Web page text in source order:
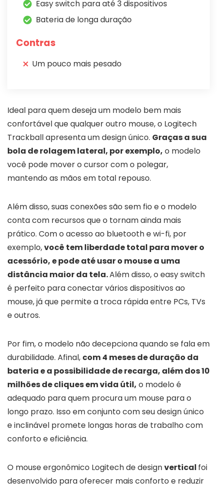
Easy switch para até 3 dispositivos
Bateria de longa duração
Contras
Um pouco mais pesado
Ideal para quem deseja um modelo bem mais
confortável que qualquer outro mouse, o Logitech
Trackball apresenta um design único. Graças a sua
bola de rolagem lateral, por exemplo, o modelo
você pode mover o cursor com o polegar,
mantendo as mãos em total repouso.
Além disso, suas conexões são sem fio e o modelo
conta com recursos que o tornam ainda mais
prático. Com o acesso ao bluetooth e wi-fi, por
exemplo,você tem liberdade total para mover o
acessório, e pode até usar o mouse a uma
distância maior da tela.Além disso, o easy switch
é perfeito para conectar vários dispositivos ao
mouse, já que permite a troca rápida entre PCs, TVs
e outros.
Por fim, o modelo não decepciona quando se fala em
durabilidade. Afinal, com 4 meses de duração da
bateria e a possibilidade de recarga, além dos 10
milhões de cliques em vida útil, o modelo é
adequado para quem procura um mouse para o
longo prazo. Isso em conjunto com seu design único
e inclinável promete longas horas de trabalho com
conforto e eficiência.
O mouse ergonômico Logitech de designvertical foi
desenvolvido para oferecer mais conforto e reduzir